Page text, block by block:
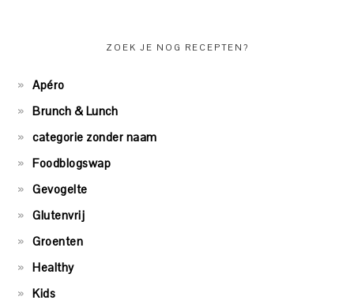
ZOEK JE NOG RECEPTEN?
Apéro
Brunch & Lunch
categorie zonder naam
Foodblogswap
Gevogelte
Glutenvrij
Groenten
Healthy
Kids